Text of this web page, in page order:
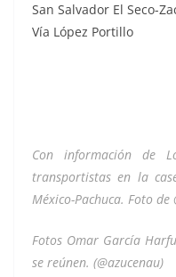
San Salvador El Seco-
Vía López Portillo
Con información de
transportistas en la
México-Pachuca. Foto de
Fotos Omar García
se reúnen. (@azucenau)